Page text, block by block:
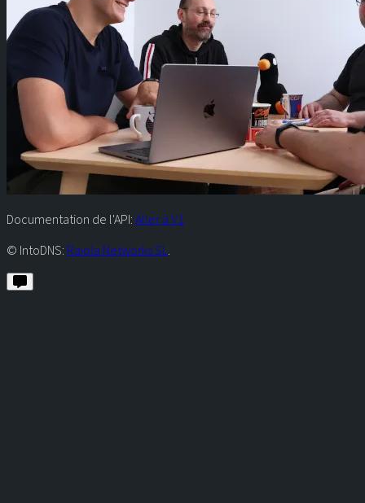
Documentation de l'API:Aller à V1
© IntoDNS: Raiola Networks SL.